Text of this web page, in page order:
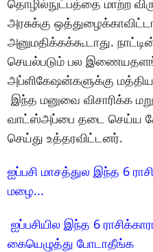
அரசுக்கு
அனுமதிக்கக்கூடாது.
செயல்படும் பல
அப்ளிகேஷன்களுக்கு
இந்த மனுவை விசாரிக்க
வாட்ஸ்அப்பை தடை செய்ய
செய்து உத்தரவிட்டனர்.
ஐப்பசி மாசத்துல இந்த 6
மழை...
ஐப்பசியில இந்த 6
கையெழுத்து போடாதீங்க